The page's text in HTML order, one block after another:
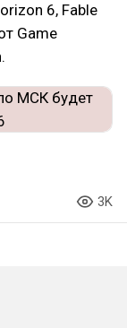
6, Fable
Game
3K